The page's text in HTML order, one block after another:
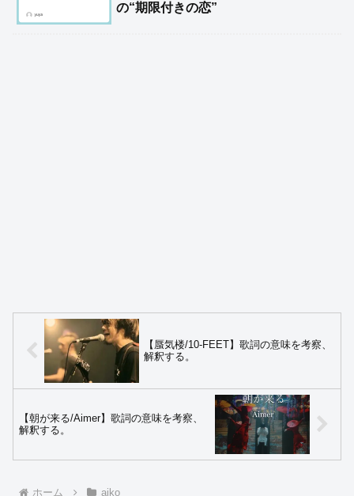
の“期限付きの恋”
【蜃気楼/10-FEET】歌詞の意味を考察、
解釈する。
【朝が来る/Aimer】歌詞の意味を考察、
解釈する。
ホーム aiko